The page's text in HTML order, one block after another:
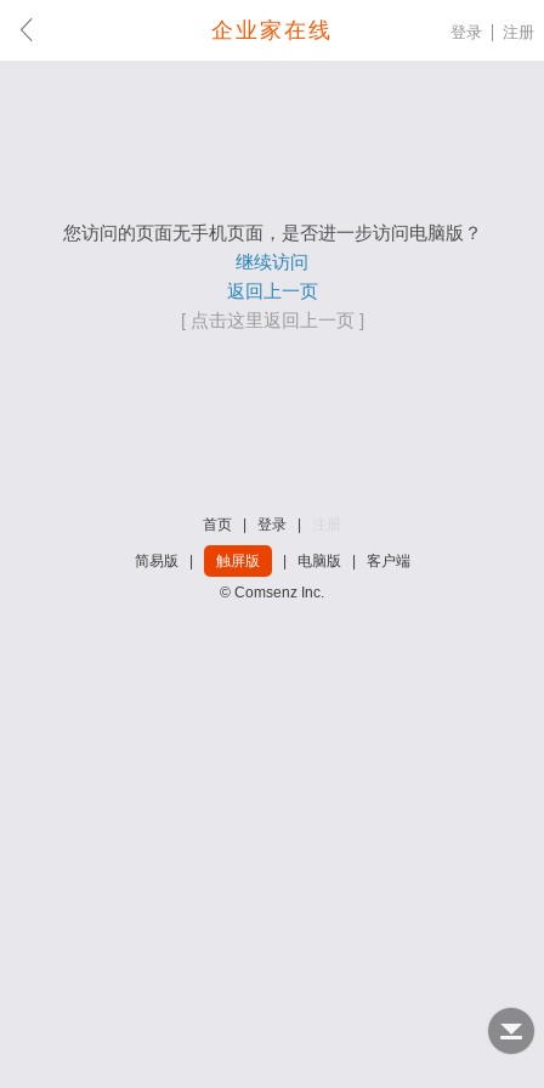
企业家在线 登录 注册
您访问的页面无手机页面，是否进一步访问电脑版？
继续访问
返回上一页
[ 点击这里返回上一页 ]
首页 登录
简易版 触屏版 电脑版
客户端
© Comsenz Inc.